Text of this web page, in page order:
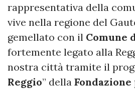
rappresentativa della
vive nella regione del
gemellato con il Comune
fortemente legato alla
nostra città tramite il
Reggio” della